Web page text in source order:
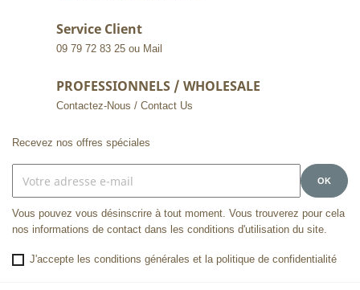
Service Client
09 79 72 83 25 ou Mail
PROFESSIONNELS / WHOLESALE
Contactez-Nous / Contact Us
Recevez nos offres spéciales
Vous pouvez vous désinscrire à tout moment. Vous trouverez pour cela
nos informations de contact dans les conditions d'utilisation du site.
J'accepte les conditions générales et la politique de confidentialité